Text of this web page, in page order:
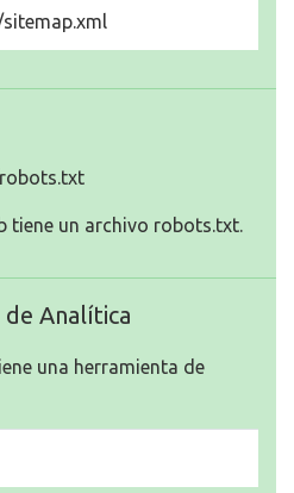
robots.txt
tiene un archivo robots.txt.
Analítica
una herramienta de